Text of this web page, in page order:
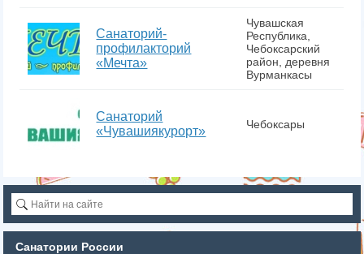
Санаторий-
профилакторий
«Мечта»
Чувашская
Республика,
Чебоксарский
район, деревня
Вурманкасы
Санаторий
«Чувашиякурорт»
Чебоксары
Санатории России